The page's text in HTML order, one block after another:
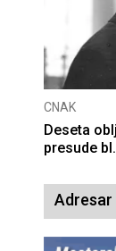
CNAK
Deseta
presude
Adresar